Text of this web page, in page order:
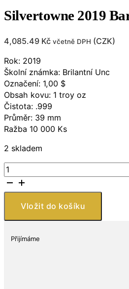
Silvertowne 2019
4,085.49 Kč včetně DPH (CZK)
Rok: 2019
Školní známka: Brilantní Unc
Označení: 1,00 $
Obsah kovu: 1 troy oz
Čistota: .999
Průměr: 39 mm
Ražba 10 000 Ks
2 skladem
Silvertowne
2019
Barbados
Mořský
BU
Vložit do košíku
Přijímáme